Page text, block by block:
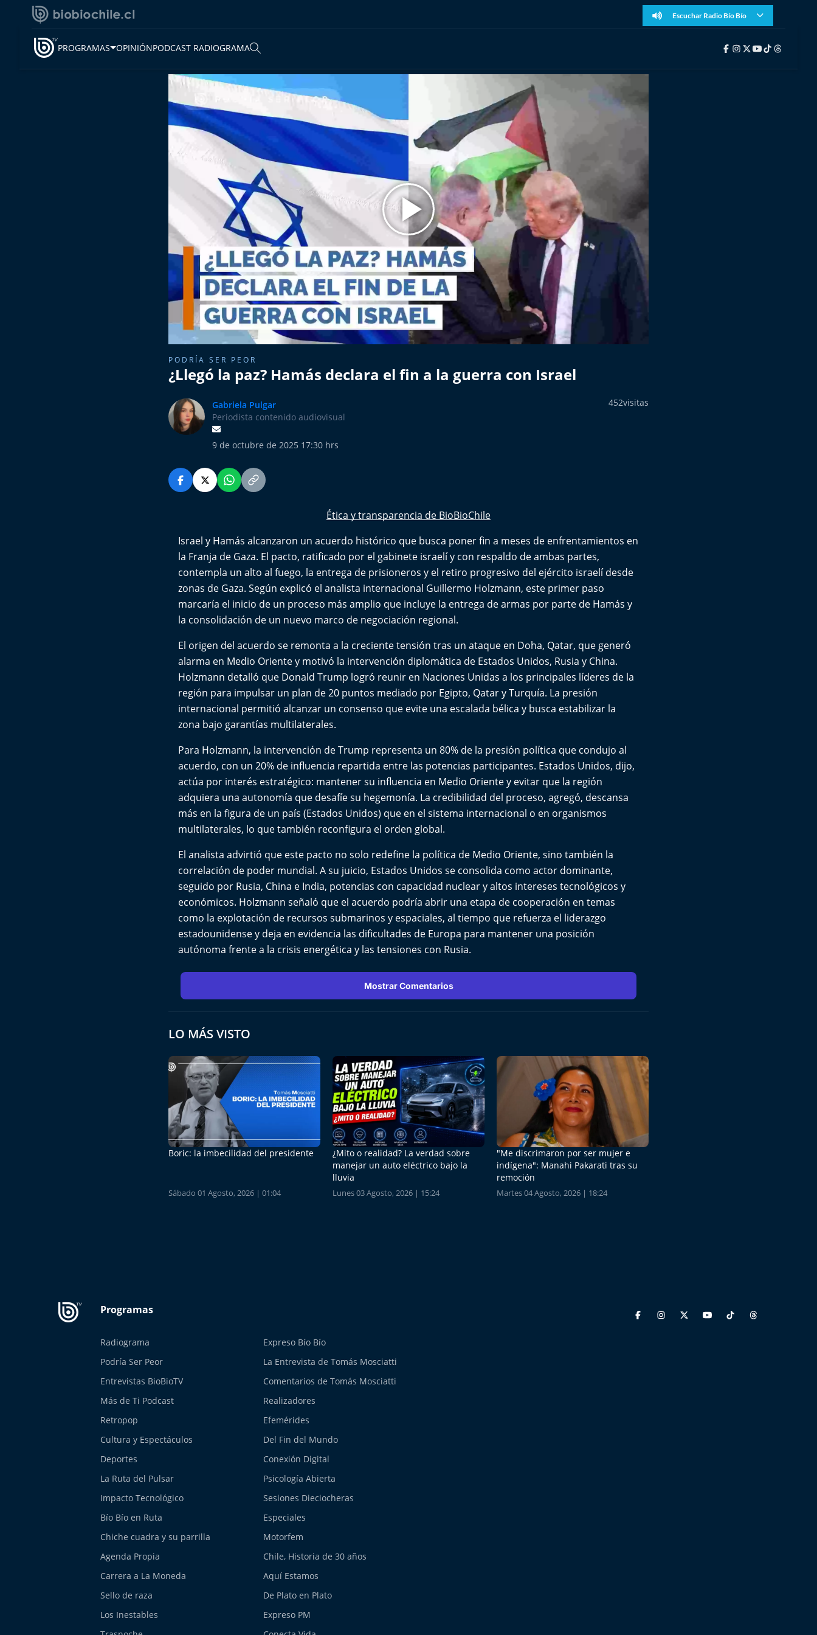
Escuchar Radio Bío Bío
PROGRAMAS OPINIÓNPODCAST RADIOGRAMA
PODRÍA SER PEOR
¿Llegó la paz? Hamás declara el fin a la guerra con Israel
Gabriela Pulgar
Periodista contenido audiovisual
9 de octubre de 2025 17:30 hrs
452visitas
Ética y transparencia de BioBioChile
Israel y Hamás alcanzaron un acuerdo histórico que busca poner fin a meses de enfrentamientos en
la Franja de Gaza. El pacto, ratificado por el gabinete israelí y con respaldo de ambas partes,
contempla un alto al fuego, la entrega de prisioneros y el retiro progresivo del ejército israelí desde
zonas de Gaza. Según explicó el analista internacional Guillermo Holzmann, este primer paso
marcaría el inicio de un proceso más amplio que incluye la entrega de armas por parte de Hamás y
la consolidación de un nuevo marco de negociación regional.
El origen del acuerdo se remonta a la creciente tensión tras un ataque en Doha, Qatar, que generó
alarma en Medio Oriente y motivó la intervención diplomática de Estados Unidos, Rusia y China.
Holzmann detalló que Donald Trump logró reunir en Naciones Unidas a los principales líderes de la
región para impulsar un plan de 20 puntos mediado por Egipto, Qatar y Turquía. La presión
internacional permitió alcanzar un consenso que evite una escalada bélica y busca estabilizar la
zona bajo garantías multilaterales.
Para Holzmann, la intervención de Trump representa un 80% de la presión política que condujo al
acuerdo, con un 20% de influencia repartida entre las potencias participantes. Estados Unidos, dijo,
actúa por interés estratégico: mantener su influencia en Medio Oriente y evitar que la región
adquiera una autonomía que desafíe su hegemonía. La credibilidad del proceso, agregó, descansa
más en la figura de un país (Estados Unidos) que en el sistema internacional o en organismos
multilaterales, lo que también reconfigura el orden global.
El analista advirtió que este pacto no solo redefine la política de Medio Oriente, sino también la
correlación de poder mundial. A su juicio, Estados Unidos se consolida como actor dominante,
seguido por Rusia, China e India, potencias con capacidad nuclear y altos intereses tecnológicos y
económicos. Holzmann señaló que el acuerdo podría abrir una etapa de cooperación en temas
como la explotación de recursos submarinos y espaciales, al tiempo que refuerza el liderazgo
estadounidense y deja en evidencia las dificultades de Europa para mantener una posición
autónoma frente a la crisis energética y las tensiones con Rusia.
Mostrar Comentarios
LO MÁS VISTO
Boric: la imbecilidad del presidente
Sábado 01 Agosto, 2026 | 01:04
¿Mito o realidad? La verdad sobre
manejar un auto eléctrico bajo la
lluvia
Lunes 03 Agosto, 2026 | 15:24
"Me discrimaron por ser mujer e
indígena": Manahi Pakarati tras su
remoción
Martes 04 Agosto, 2026 | 18:24
Radiograma
Expreso Bío Bío
Podría Ser Peor
La Entrevista de Tomás Mosciatti
Entrevistas BioBioTV
Comentarios de Tomás Mosciatti
Más de Ti Podcast
Realizadores
Retropop
Efemérides
Cultura y Espectáculos
Del Fin del Mundo
Deportes
Conexión Digital
La Ruta del Pulsar
Psicología Abierta
Impacto Tecnológico
Sesiones Dieciocheras
Bío Bío en Ruta
Especiales
Chiche cuadra y su parrilla
Motorfem
Agenda Propia
Chile, Historia de 30 años
Carrera a La Moneda
Aquí Estamos
Sello de raza
De Plato en Plato
Los Inestables
Expreso PM